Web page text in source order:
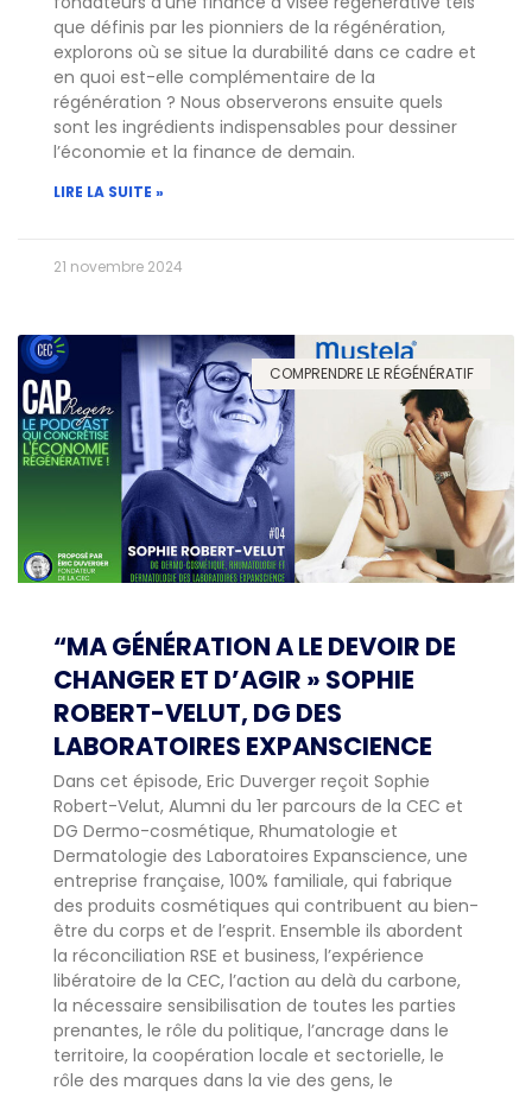
que définis par les pionniers de la régénération,
explorons où se situe la durabilité dans ce cadre et
en quoi est-elle complémentaire de la
régénération ? Nous observerons ensuite quels
sont les ingrédients indispensables pour dessiner
l’économie et la finance de demain.
LIRE LA SUITE »
21 novembre 2024
COMPRENDRE LE RÉGÉNÉRATIF
“MA GÉNÉRATION A LE DEVOIR DE
CHANGER ET D’AGIR » SOPHIE
ROBERT-VELUT, DG DES
LABORATOIRES EXPANSCIENCE
Dans cet épisode, Eric Duverger reçoit Sophie
Robert-Velut, Alumni du 1er parcours de la CEC et
DG Dermo-cosmétique, Rhumatologie et
Dermatologie des Laboratoires Expanscience, une
entreprise française, 100% familiale, qui fabrique
des produits cosmétiques qui contribuent au bien-
être du corps et de l’esprit. Ensemble ils abordent
la réconciliation RSE et business, l’expérience
libératoire de la CEC, l’action au delà du carbone,
la nécessaire sensibilisation de toutes les parties
prenantes, le rôle du politique, l’ancrage dans le
territoire, la coopération locale et sectorielle, le
rôle des marques dans la vie des gens, le